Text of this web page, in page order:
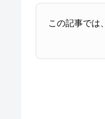
この記事では、